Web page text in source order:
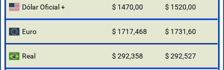
Dólar Oficial + $ 1470,00 $ 1520,00
Euro $ 1717,468 $ 1731,60
Real $ 292,358 $ 292,527